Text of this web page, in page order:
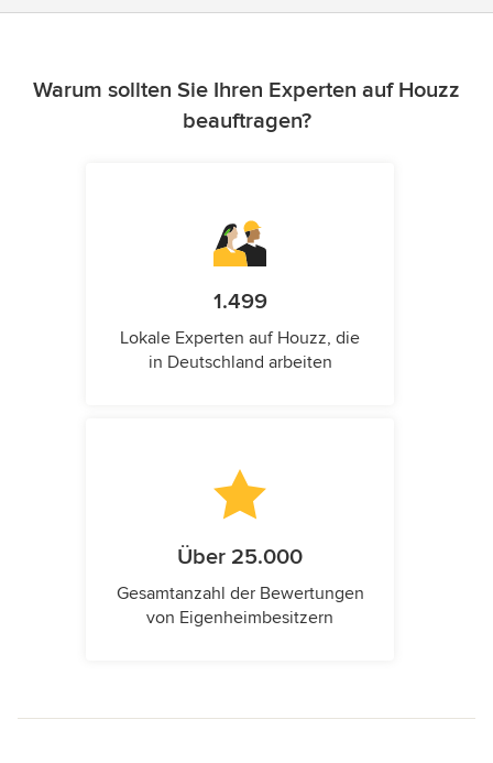
Warum sollten Sie Ihren Experten auf Houzz
beauftragen?
1.499
Lokale Experten auf Houzz, die
in Deutschland arbeiten
Über 25.000
Gesamtanzahl der Bewertungen
von Eigenheimbesitzern